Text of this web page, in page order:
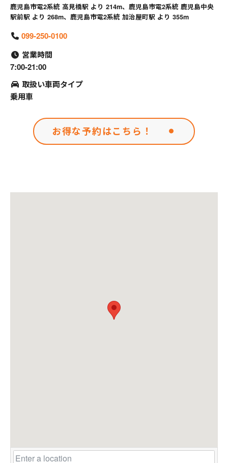
鹿児島市電2系統 高見橋駅 より 214m、鹿児島市電2系統 鹿児島中央
駅前駅 より 268m、鹿児島市電2系統 加治屋町駅 より 355m
099-250-0100
営業時間
7:00-21:00
取扱い車両タイプ
乗用車
お得な予約はこちら！